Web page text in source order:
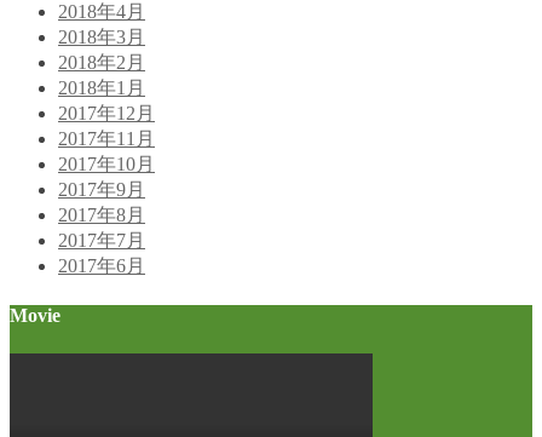
2018年4月
2018年3月
2018年2月
2018年1月
2017年12月
2017年11月
2017年10月
2017年9月
2017年8月
2017年7月
2017年6月
Movie